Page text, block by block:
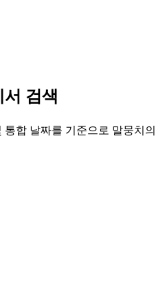
서 검색
합 날짜를 기준으로 말뭉치의